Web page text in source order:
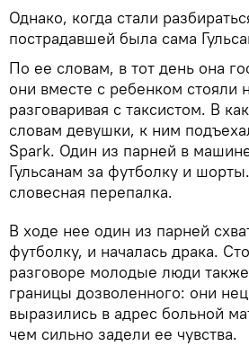
Однако, когда стали
пострадавшей была сама
По ее словам, в тот день она
они вместе с ребенком стояли
разговаривая с таксистом. В
словам девушки, к ним
Spark. Один из парней в
Гульсанам за футболку и
словесная перепалка.
В ходе нее один из парней
футболку, и началась драка.
разговоре молодые люди
границы дозволенного: они
выразились в адрес больной
чем сильно задели ее чувства.